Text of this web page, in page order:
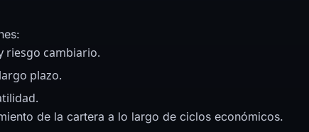
riesgo cambiario.
plazo.
de la cartera a lo largo de ciclos económicos.